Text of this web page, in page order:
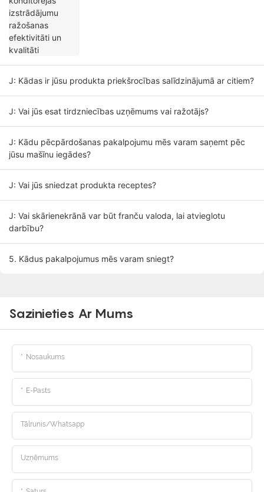
J: Kādas ir jūsu produkta priekšrocības salīdzinājumā ar citiem?
J: Vai jūs esat tirdzniecības uzņēmums vai ražotājs?
J: Kādu pēcpārdošanas pakalpojumu mēs varam saņemt pēc
jūsu mašīnu iegādes?
J: Vai jūs sniedzat produkta receptes?
J: Vai skārienekrānā var būt franču valoda, lai atvieglotu
darbību?
5. Kādus pakalpojumus mēs varam sniegt?
Sazinieties Ar Mums
Nosaukums
E-Pasts
Tālrunis/whatsapp
Uzņēmums